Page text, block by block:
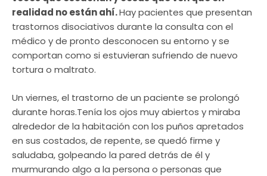
realidad no están ahí.Hay pacientes que presentan
trastornos disociativos durante la consulta con el
médico y de pronto desconocen su entorno y se
comportan como si estuvieran sufriendo de nuevo
tortura o maltrato.
Un viernes, el trastorno de un paciente se prolongó
durante horas.Tenía los ojos muy abiertos y miraba
alrededor de la habitación con los puños apretados
en sus costados, de repente, se quedó firme y
saludaba, golpeando la pared detrás de él y
murmurando algo a la persona o personas que